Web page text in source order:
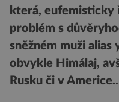
která, eufemisticky
problém s
sněžném muži alias
obvykle Himálaj,
Rusku či v Americe..